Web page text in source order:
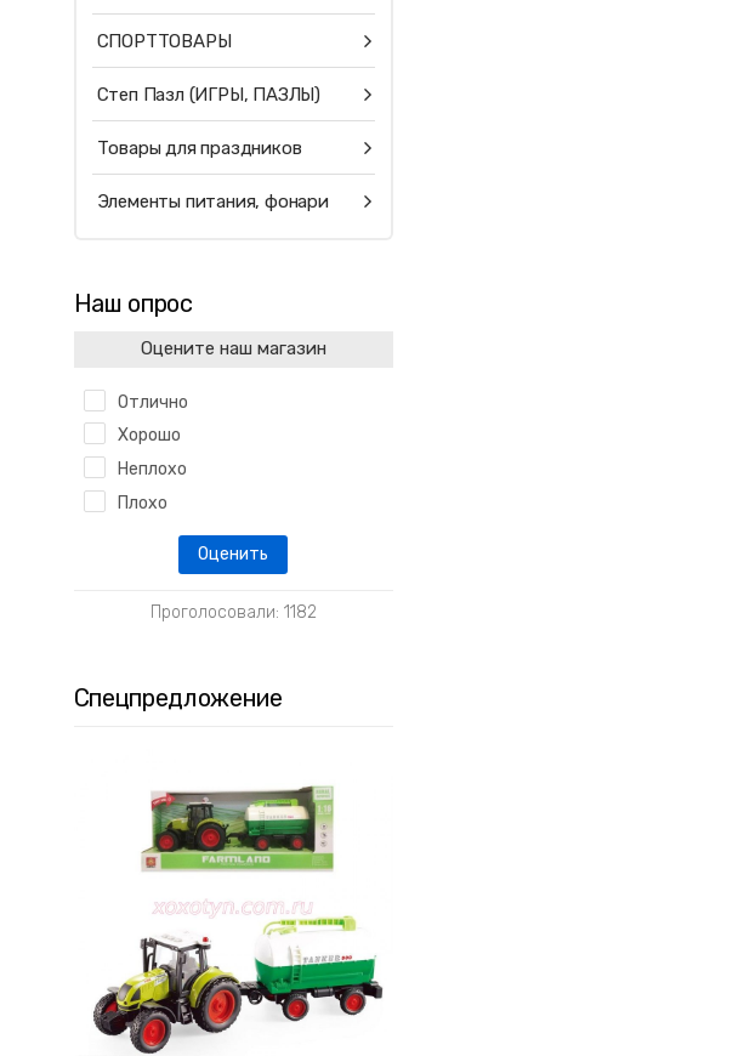
СПОРТТОВАРЫ
Степ Пазл (ИГРЫ, ПАЗЛЫ)
Товары для праздников
Элементы питания, фонари
Наш опрос
Оцените наш магазин
Отлично
Хорошо
Неплохо
Плохо
Проголосовали: 1182
Спецпредложение